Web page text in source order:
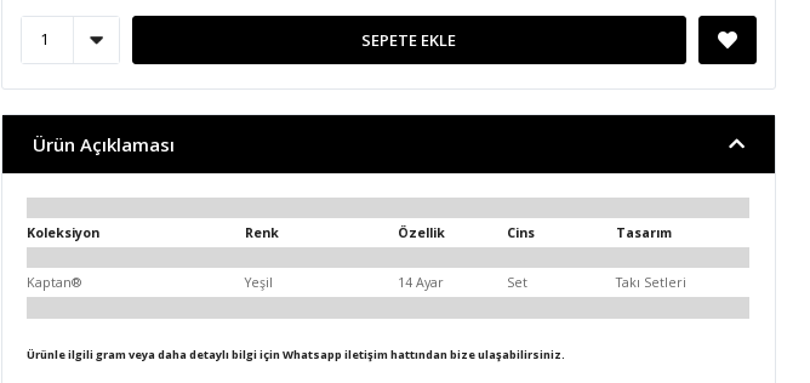
SEPETE EKLE
Ürün Açıklaması
Koleksiyon Renk Özellik Cins Tasarım
Kaptan® Yeşil 14 Ayar Set Takı Setleri
Ürünle ilgili gram veya daha detaylı bilgi için Whatsapp iletişim hattından bize ulaşabilirsiniz.